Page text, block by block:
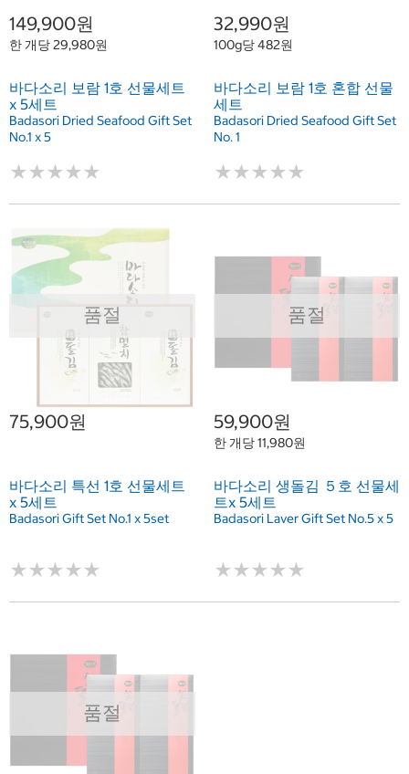
149,900원
한 개당 29,980원
바다소리 보람 1호 선물세트
x 5세트
Badasori Dried Seafood Gift Set
No.1 x 5
★★★★★
★★★★★
32,990원
100g당 482원
바다소리 보람 1호 혼합 선물
세트
Badasori Dried Seafood Gift Set
No. 1
★★★★★
★★★★★
품절
75,900원
바다소리 특선 1호 선물세트
x 5세트
Badasori Gift Set No.1 x 5set
★★★★★
★★★★★
품절
59,900원
한 개당 11,980원
바다소리 생돌김 ５호 선물세
트x 5세트
Badasori Laver Gift Set No.5 x 5
★★★★★
★★★★★
품절